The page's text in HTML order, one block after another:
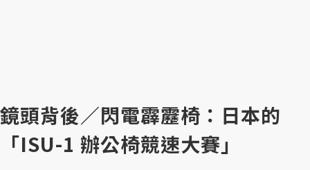
鏡頭背後／閃電霹靂椅：日本的
「ISU-1 辦公椅競速大賽」